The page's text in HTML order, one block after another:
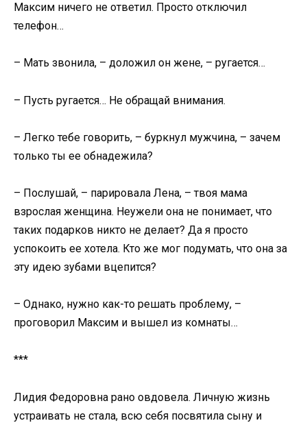
Максим ничего не ответил. Просто отключил
телефон…
– Мать звонила, – доложил он жене, – ругается…
– Пусть ругается… Не обращай внимания.
– Легко тебе говорить, – буркнул мужчина, – зачем
только ты ее обнадежила?
– Послушай, – парировала Лена, – твоя мама
взрослая женщина. Неужели она не понимает, что
таких подарков никто не делает? Да я просто
успокоить ее хотела. Кто же мог подумать, что она за
эту идею зубами вцепится?
– Однако, нужно как-то решать проблему, –
проговорил Максим и вышел из комнаты…
***
Лидия Федоровна рано овдовела. Личную жизнь
устраивать не стала, всю себя посвятила сыну и